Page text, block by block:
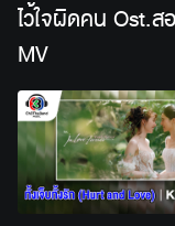
ไว้ใจผิดคน Ost.ส
MV